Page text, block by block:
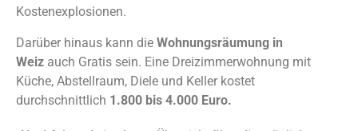
Kostenexplosionen.
Darüber hinaus kann die Wohnungsräumung in
Weiz auch Gratis sein. Eine Dreizimmerwohnung mit
Küche, Abstellraum, Diele und Keller kostet
durchschnittlich 1.800 bis 4.000 Euro.